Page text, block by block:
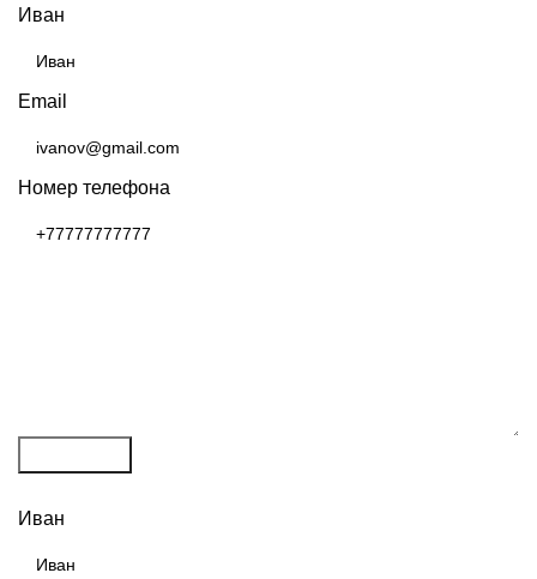
Иван
Email
Номер телефона
Иван